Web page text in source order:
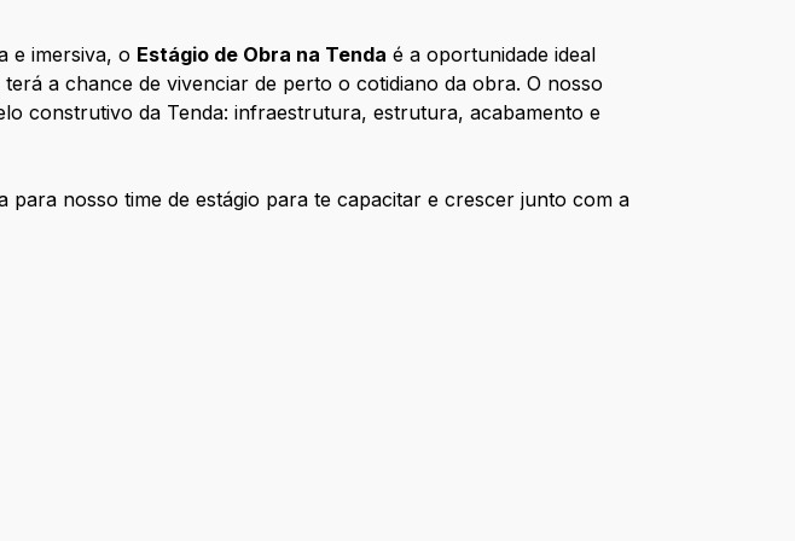
e imersiva, o Estágio de Obra na Tenda é a oportunidade ideal
a chance de vivenciar de perto o cotidiano da obra. O nosso
construtivo da Tenda: infraestrutura, estrutura, acabamento e
nosso time de estágio para te capacitar e crescer junto com a